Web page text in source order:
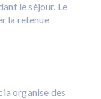
le séjour. Le
la retenue
organise des